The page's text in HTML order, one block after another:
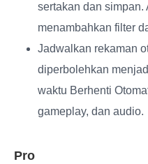
sertakan dan simpan.
menambahkan filter
Jadwalkan rekaman
diperbolehkan
waktu Berhenti
gameplay, dan audio.
Pro